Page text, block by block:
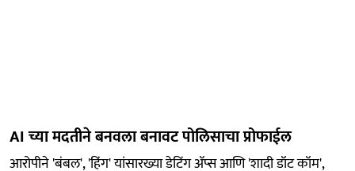
AI च्या मदतीने बनवला बनावट पोलिसाचा प्रोफाईल
आरोपीने 'बंबल', 'हिंग' यांसारख्या डेटिंग ॲप्स आणि 'शादी डॉट कॉम',